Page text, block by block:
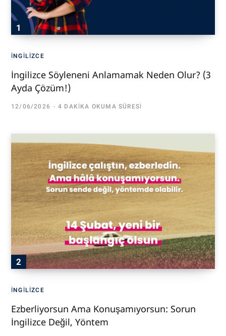
İNGILIZCE
İngilizce Söyleneni Anlamamak Neden Olur? (3
Ayda Çözüm!)
12/06/2026 4 DAKIKA OKUMA SÜRESI
İNGILIZCE
Ezberliyorsun Ama Konuşamıyorsun: Sorun
İngilizce Değil, Yöntem